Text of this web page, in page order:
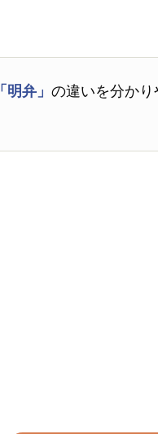
「明弁」の違いを分かり